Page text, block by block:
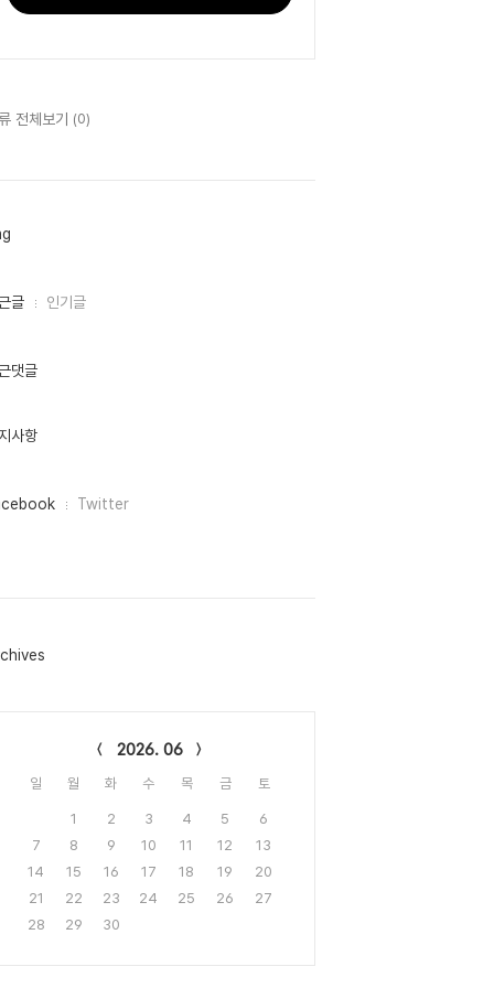
전체보기 (0)
글 인기글
댓글
사항
Twitter
2026. 06
일 월 화 수 목 금 토
1 2 3 4 5
6
7
8 9 10 11 12
13
14
15 16 17 18 19
20
21
22 23 24 25 26
27
28
29 30